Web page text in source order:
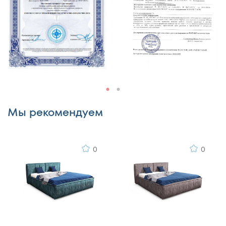
180x200
180x210
180x220
двуспальный
односпальный
Я согласен справилами публикации
пользовательского контента
и даю согласие на
обработку персональных данных
Мы рекомендуем
0 0